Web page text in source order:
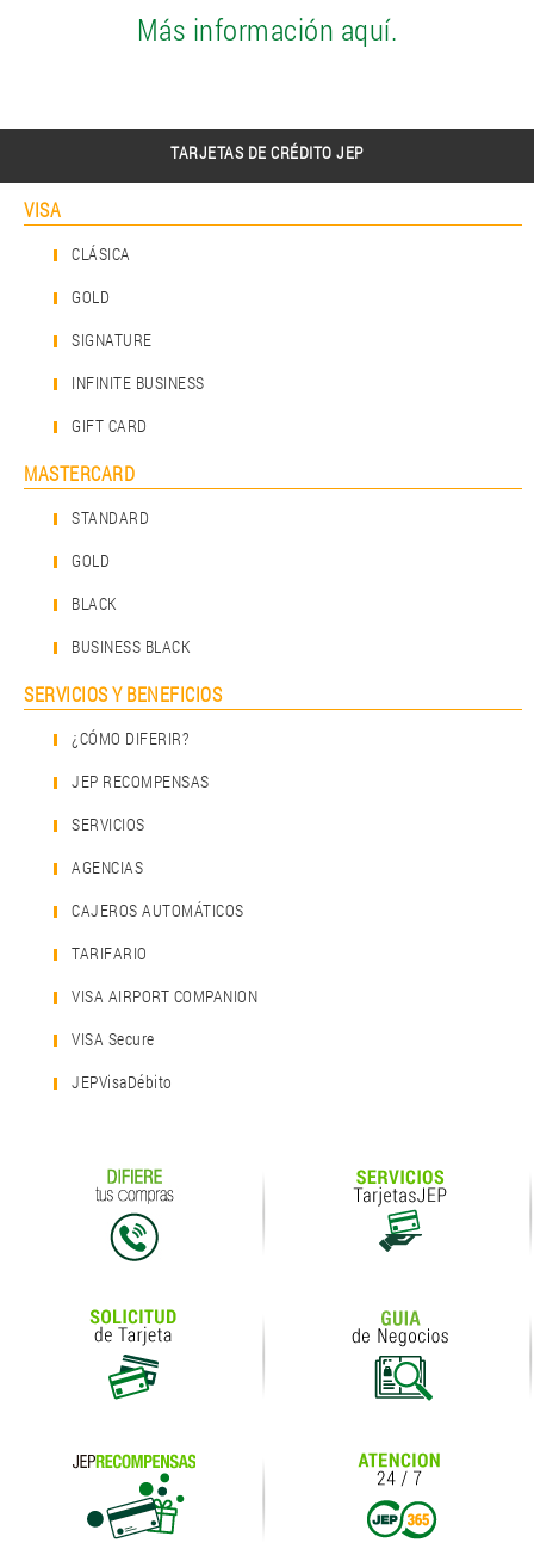
Más información aquí.
TARJETAS DE CRÉDITO JEP
VISA
CLÁSICA
GOLD
SIGNATURE
INFINITE BUSINESS
GIFT CARD
MASTERCARD
STANDARD
GOLD
BLACK
BUSINESS BLACK
SERVICIOS Y BENEFICIOS
¿CÓMO DIFERIR?
JEP RECOMPENSAS
SERVICIOS
AGENCIAS
CAJEROS AUTOMÁTICOS
TARIFARIO
VISA AIRPORT COMPANION
VISA Secure
JEPVisaDébito